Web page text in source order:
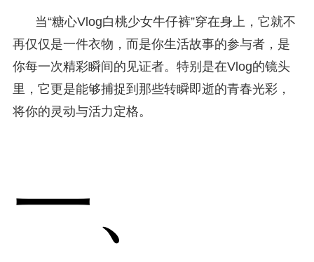
当“糖心Vlog白桃少女牛仔裤”穿在身上，它就不
再仅仅是一件衣物，而是你生活故事的参与者，是
你每一次精彩瞬间的见证者。特别是在Vlog的镜头
里，它更是能够捕捉到那些转瞬即逝的青春光彩，
将你的灵动与活力定格。
一、